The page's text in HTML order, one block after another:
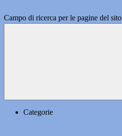
Campo di ricerca per le pagine del sito
Categorie